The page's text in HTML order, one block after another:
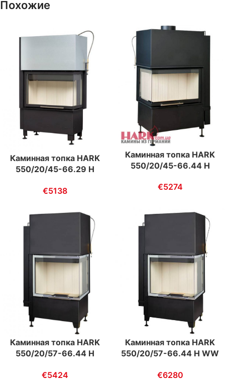
Похожие
Каминная топка HARK
550/20/45-66.29 H
€5138
Каминная топка HARK
550/20/45-66.44 H
€5274
Каминная топка HARK
550/20/57-66.44 H
€5424
Каминная топка HARK
550/20/57-66.44 H WW
€6280